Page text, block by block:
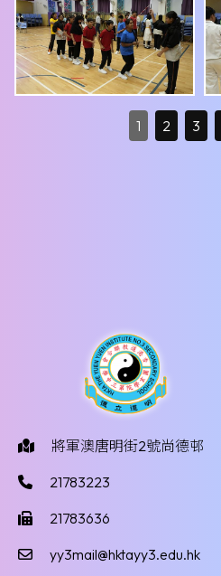
1 2 3
將軍澳唐明街2號尚德邨
21783223
21783636
yy3mail@hktayy3.edu.hk